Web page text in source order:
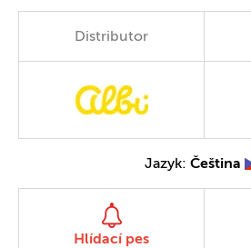
Distributor
Jazyk: Čeština
Hlídací pes